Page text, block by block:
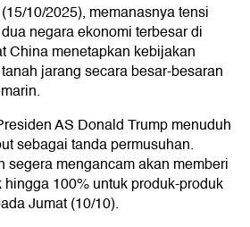
10/2025), memanasnya tensi
negara ekonomi terbesar di
China menetapkan kebijakan
jarang secara besar-besaran
AS Donald Trump menuduh
sebagai tanda permusuhan.
segera mengancam akan memberi
100% untuk produk-produk
Jumat (10/10).